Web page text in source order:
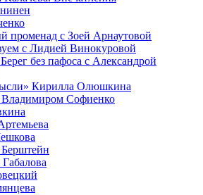
променад с Зоей Арнаутовой
с Лидией Винокуровой
без пафоса с Александрой
Кирилла Олюшкина
Владимиром Софиенко